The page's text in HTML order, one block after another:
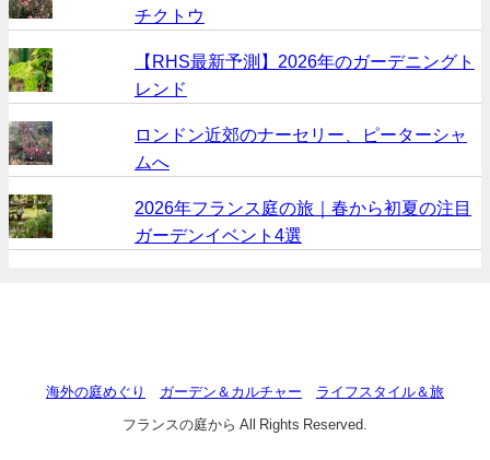
チクトウ
【RHS最新予測】2026年のガーデニングト
レンド
ロンドン近郊のナーセリー、ピーターシャ
ムへ
2026年フランス庭の旅｜春から初夏の注目
ガーデンイベント4選
海外の庭めぐり ガーデン＆カルチャー ライフスタイル＆旅
フランスの庭から All Rights Reserved.